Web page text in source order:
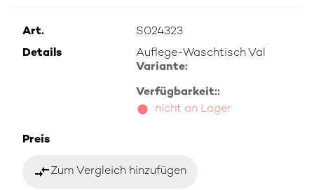
Art.
S024323
Details
Auflege-Waschtisch Val
Variante:
Verfügbarkeit::
nicht an Lager
Preis
compare_arrowsZum Vergleich hinzufügen